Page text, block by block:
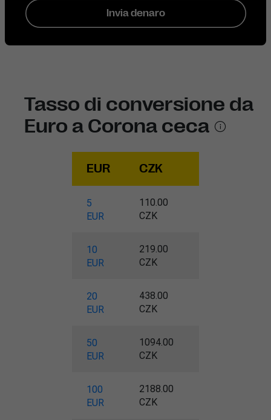
Invia denaro
Tasso di conversione da
Euro a Corona ceca
EUR CZK
5
EUR
110.00
CZK
10
EUR
219.00
CZK
20
EUR
438.00
CZK
50
EUR
1094.00
CZK
100
EUR
2188.00
CZK